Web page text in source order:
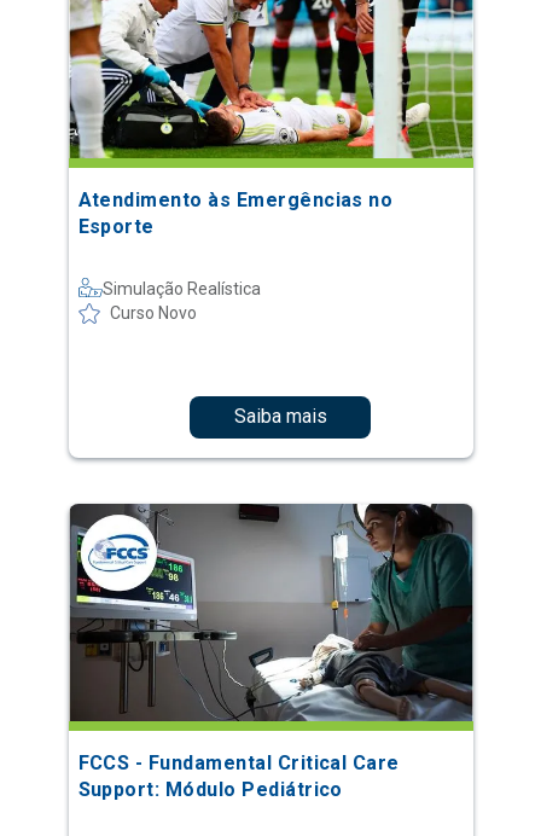
Atendimento às Emergências no
Esporte
Simulação Realística
Curso Novo
Saiba mais
FCCS - Fundamental Critical Care
Support: Módulo Pediátrico